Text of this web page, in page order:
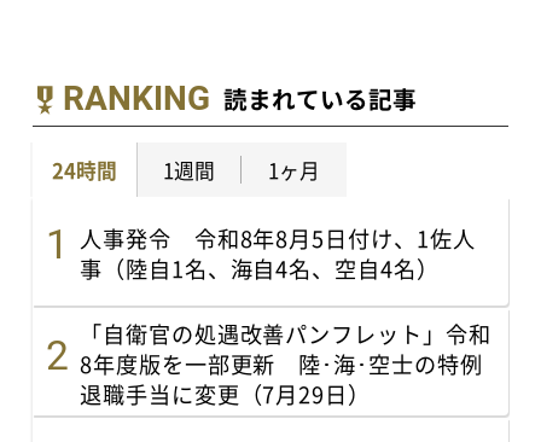
RANKING 読まれている記事
24時間 1週間 1ヶ月
人事発令 令和8年8月5日付け、1佐人
事（陸自1名、海自4名、空自4名）
「自衛官の処遇改善パンフレット」令和
8年度版を一部更新 陸･海･空士の特例
退職手当に変更（7月29日）